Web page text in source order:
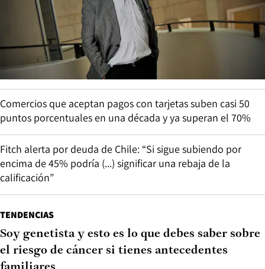
Comercios que aceptan pagos con tarjetas suben casi 50
puntos porcentuales en una década y ya superan el 70%
Fitch alerta por deuda de Chile: “Si sigue subiendo por
encima de 45% podría (...) significar una rebaja de la
calificación”
TENDENCIAS
Soy genetista y esto es lo que debes saber sobre
el riesgo de cáncer si tienes antecedentes